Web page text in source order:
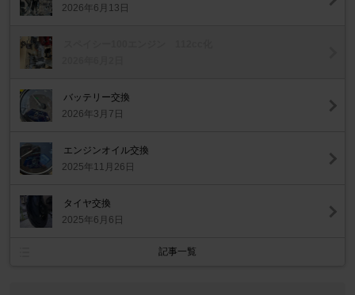
2026年6月13日
バッテリー交換
2026年3月7日
エンジンオイル交換
2025年11月26日
タイヤ交換
2025年6月6日
記事一覧